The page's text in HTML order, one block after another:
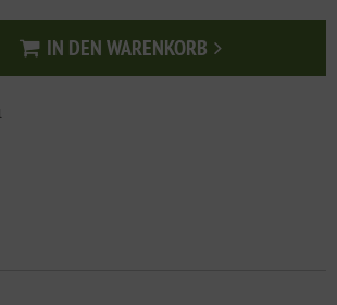
IN DEN WARENKORB
In den Warenkorb